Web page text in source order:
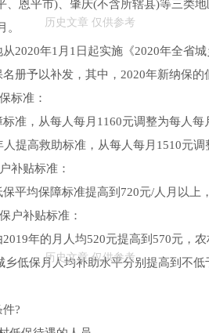
、恩平市)、肇庆(不含所辖县)等三类
。
2020年1月1日起实施《2020年全省
册予以补发，其中，2020年新纳保的
标准：
标准，从每人每月1160元调整为每人
提高救助标准，从每人每月1510元调
补贴标准：
平均保障标准提高到720元/人月以上
户补贴标准：
年的月人均520元提高到570元，
乡低保月人均补助水平分别提高到不
?